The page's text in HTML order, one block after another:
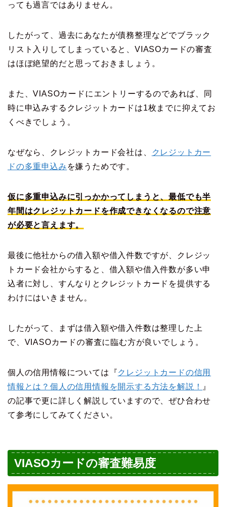
っても過言ではありません。
したがって、過去にあなたが債務整理などでブラック
リスト入りしてしまっていると、VIASOカードの審査
はほぼ絶望的だと思っておきましょう。
また、VIASOカードにエントリーするのであれば、同
時に申込みするクレジットカードは1枚までに抑えてお
くべきでしょう。
なぜなら、クレジットカード会社は、
クレジットカー
ドの多重申込み を嫌うためです。
仮に多重申込みに引っかかってしまうと、最低でも半
年間はクレジットカードを作成できなくなるので注意
が必要と言えます。
最後に他社からの借入額や借入件数ですが、クレジッ
トカード会社からすると、借入額や借入件数が多い申
込者に対し、すんなりとクレジットカードを提供する
わけにはいきません。
したがって、まずは借入額や借入件数は整理した上
で、VIASOカードの審査に臨む方が良いでしょう。
個人の信用情報については『 クレジットカードの信用
情報とは？個人の信用情報を開示する方法を解説！ 』
の記事で更に詳しく解説していますので、ぜひ合わせ
て参考にしてみてください。
VIASOカードの審査難易度